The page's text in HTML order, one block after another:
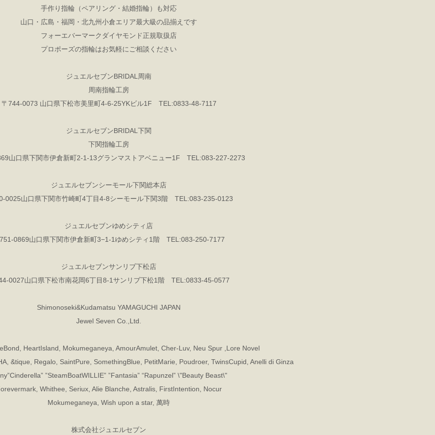
手作り指輪（ペアリング・結婚指輪）も対応
山口・広島・福岡・北九州小倉エリア最大級の品揃えです
フォーエバーマークダイヤモンド正規取扱店
プロポーズの指輪はお気軽にご相談ください
ジュエルセブンBRIDAL周南
周南指輪工房
〒744-0073 山口県下松市美里町4-6-25YKビル1F TEL:0833-48-7117
ジュエルセブンBRIDAL下関
下関指輪工房
山口県下関市伊倉新町2-1-13グランマストアベニュー1F TEL:083-227-2273
ジュエルセブンシーモール下関総本店
0025山口県下関市竹崎町4丁目4-8シーモール下関3階 TEL:083-235-0123
ジュエルセブンゆめシティ店
0869山口県下関市伊倉新町3−1-1ゆめシティ1階 TEL:083-250-7177
ジュエルセブンサンリブ下松店
0027山口県下松市南花岡6丁目8-1サンリブ下松1階 TEL:0833-45-0577
Shimonoseki&Kudamatsu YAMAGUCHI JAPAN
Jewel Seven Co.,Ltd.
HeartIsland, Mokumeganeya, AmourAmulet, Cher-Luv, Neu Spur ,Lore Novel
&tique, Regalo, SaintPure, SomethingBlue, PetitMarie, Poudroer, TwinsCupid, Anelli di Ginza
”SteamBoatWILLIE” ”Fantasia” “Rapunzel” \"Beauty Beast\"
Whithee, Seriux, Alie Blanche, Astralis, FirstIntention, Nocur
Mokumeganeya, Wish upon a star, 萬時
株式会社ジュエルセブン